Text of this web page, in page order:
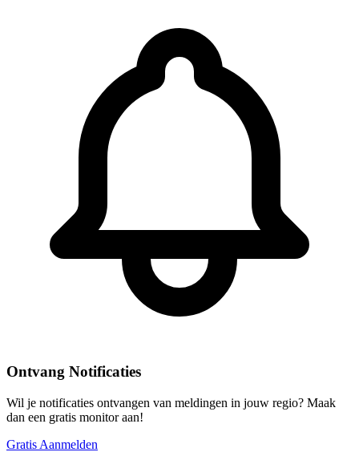
Ontvang Notificaties
Wil je notificaties ontvangen van meldingen in jouw regio? Maak
dan een gratis monitor aan!
Gratis Aanmelden